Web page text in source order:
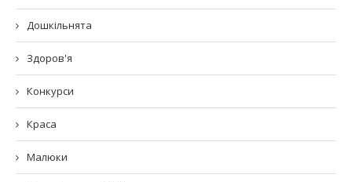
Дошкільнята
Здоров'я
Конкурси
Краса
Малюки